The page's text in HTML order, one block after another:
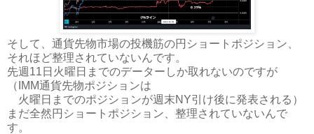
そして、通貨先物市場の投機筋の円ショートポジション、
それほど整理されていないんです。
先週11日火曜日までのデーターしか取れないのですが
（IMM通貨先物ポジションは
火曜日までのポジションが週末NY引け後に発表される）
まだ全然円ショートポジション、整理されていないんで
す。